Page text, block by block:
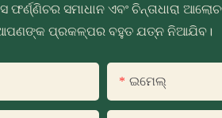
ଫର୍ଣ୍ଣିଚର ସମାଧାନ ଏବଂ ଚିନ୍ତାଧାରା
ପ୍ରକଳ୍ପର ବହୁତ ଯତ୍ନ ନିଆଯିବ।
ଇମେଲ୍